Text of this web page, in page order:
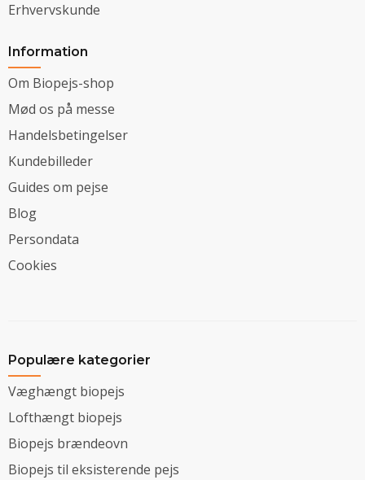
Erhvervskunde
Information
Om Biopejs-shop
Mød os på messe
Handelsbetingelser
Kundebilleder
Guides om pejse
Blog
Persondata
Cookies
Populære kategorier
Væghængt biopejs
Lofthængt biopejs
Biopejs brændeovn
Biopejs til eksisterende pejs